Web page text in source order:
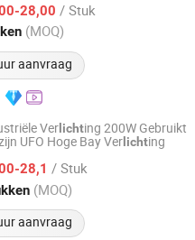
LED High Bay
Magazijn Fabriek Gymnasium
28,00 / Stuk
(MOQ)
aanvraag
Sinds 2011
Ver lichting 200W Gebruikt
UFO Hoge Bay Ver lichting
28,1 / Stuk
(MOQ)
aanvraag
Technology Co., Ltd.
2021